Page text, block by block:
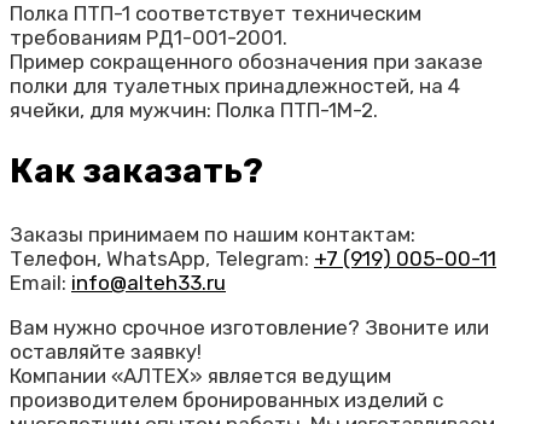
Полка ПТП-1 соответствует техническим
требованиям РД1-001-2001.
Пример сокращенного обозначения при заказе
полки для туалетных принадлежностей, на 4
ячейки, для мужчин: Полка ПТП-1М-2.
Как заказать?
Заказы принимаем по нашим контактам:
Телефон, WhatsApp, Telegram: +7 (919) 005-00-11
Email: info@alteh33.ru
Вам нужно срочное изготовление? Звоните или
оставляйте заявку!
Компании «АЛТЕХ» является ведущим
производителем бронированных изделий с